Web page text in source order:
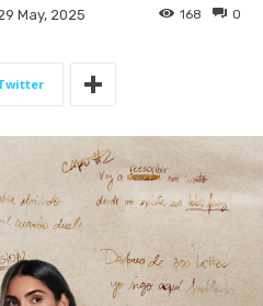
May, 2025 0
168